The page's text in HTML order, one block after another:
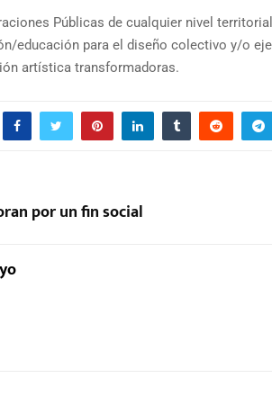
Públicas de cualquier nivel
educación para el diseño colectivo y/o
artística transformadoras.
por un fin social